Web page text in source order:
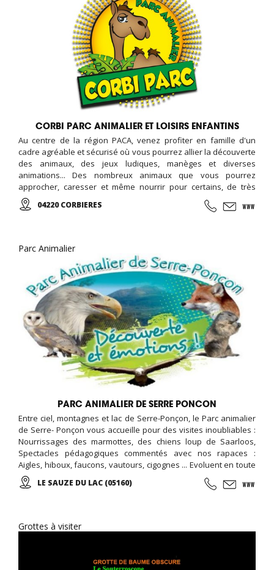
CORBI PARC ANIMALIER ET LOISIRS ENFANTINS
Au centre de la région PACA, venez profiter en famille d'un
cadre agréable et sécurisé où vous pourrez allier la découverte
des animaux, des jeux ludiques, manèges et diverses
animations... Des nombreux animaux que vous pourrez
approcher, caresser et même nourrir pour certains, de très
belles aires de jeux pour enfants (châteaux et parcours
gonflables, trampolines géants et tyroliennes, Corbi Gliss: Les
04220 CORBIERES
Parc Animalier
PARC ANIMALIER DE SERRE PONCON
Entre ciel, montagnes et lac de Serre-Ponçon, le Parc animalier
de Serre- Ponçon vous accueille pour des visites inoubliables :
Nourrissages des marmottes, des chiens loup de Saarloos,
Spectacles pédagogiques commentés avec nos rapaces :
Aigles, hiboux, faucons, vautours, cigognes ... Evoluent en toute
liberté au dessus de vos têtes ! Rencontre de proximité avec
nos renards et nos vautours, Instant photo "rapace au poing"
LE SAUZE DU LAC (05160)
Grottes à visiter